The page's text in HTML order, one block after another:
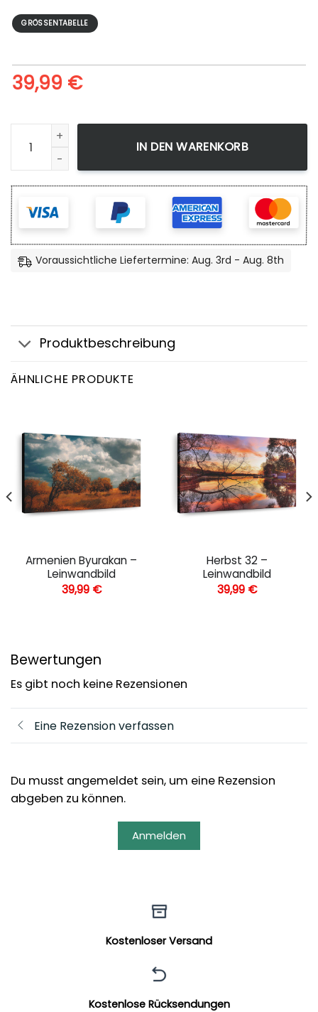
GRÖSSENTABELLE
39,99 €
Sonne Scheint Durch Äste - Leinwandbild Menge
IN DEN WARENKORB
Voraussichtliche Liefertermine: Aug. 3rd - Aug. 8th
Produktbeschreibung
ÄHNLICHE PRODUKTE
Armenien Byurakan –
Leinwandbild
39,99 €
Herbst 32 –
Leinwandbild
39,99 €
Bewertungen
Es gibt noch keine Rezensionen
Eine Rezension verfassen
Du musst angemeldet sein, um eine Rezension
abgeben zu können.
Anmelden
Kostenloser Versand
Kostenlose Rücksendungen